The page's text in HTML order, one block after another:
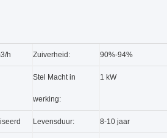
h Zuiverheid: 90%-94%
Stel Macht in
werking:
1 kW
Levensduur: 8-10 jaar